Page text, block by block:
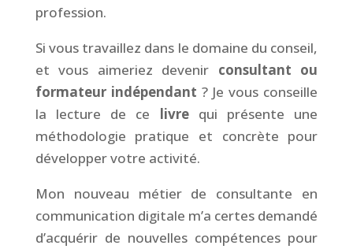
profession.
Si vous travaillez dans le domaine du conseil,
et vous aimeriez devenir consultant ou
formateur indépendant ? Je vous conseille
la lecture de ce livre qui présente une
méthodologie pratique et concrète pour
développer votre activité.
Mon nouveau métier de consultante en
communication digitale m’a certes demandé
d’acquérir de nouvelles compétences pour